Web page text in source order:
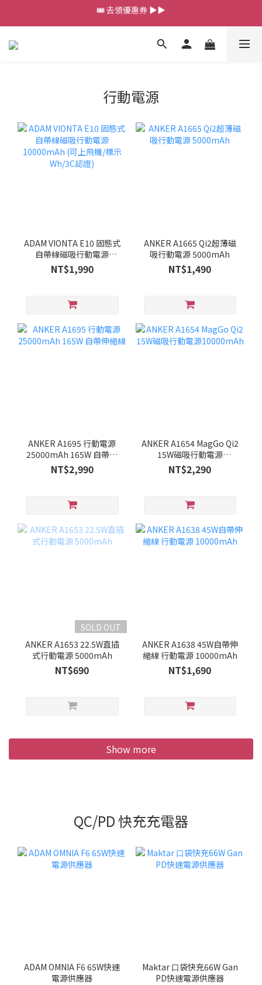
💰新會員送 $88 購物金
行動電源
ADAM VIONTA E10 固態式
自帶線磁吸行動電源
10000mAh (可上飛機/標
示Wh/3C認證)
NT$1,990
ANKER A1665 Qi2超薄磁
吸行動電源 5000mAh
NT$1,490
ANKER A1695 行動電源
25000mAh 165W 自帶伸
縮線
NT$2,990
ANKER A1654 MagGo Qi2
15W磁吸行動電源
10000mAh
NT$2,290
SOLD OUT
ANKER A1653 22.5W直插
式行動電源 5000mAh
NT$690
ANKER A1638 45W自帶伸
縮線 行動電源 10000mAh
NT$1,690
Show more
QC/PD 快充充電器
ADAM OMNIA F6 65W快速
電源供應器
Maktar ⼝袋快充66W Gan
PD快速電源供應器